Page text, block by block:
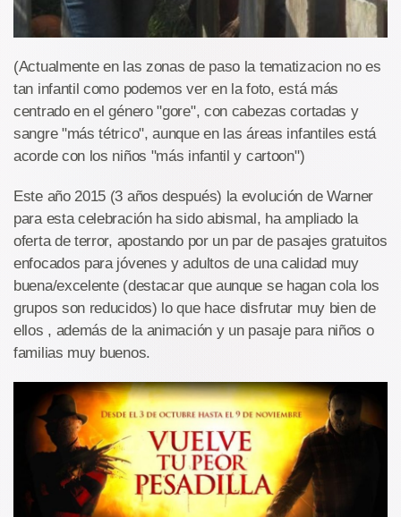
(Actualmente en las zonas de paso la tematizacion no es
tan infantil como podemos ver en la foto, está más
centrado en el género "gore", con cabezas cortadas y
sangre "más tétrico", aunque en las áreas infantiles está
acorde con los niños "más infantil y cartoon")
Este año 2015 (3 años después) la evolución de Warner
para esta celebración ha sido abismal, ha ampliado la
oferta de terror, apostando por un par de pasajes gratuitos
enfocados para jóvenes y adultos de una calidad muy
buena/excelente (destacar que aunque se hagan cola los
grupos son reducidos) lo que hace disfrutar muy bien de
ellos , además de la animación y un pasaje para niños o
familias muy buenos.